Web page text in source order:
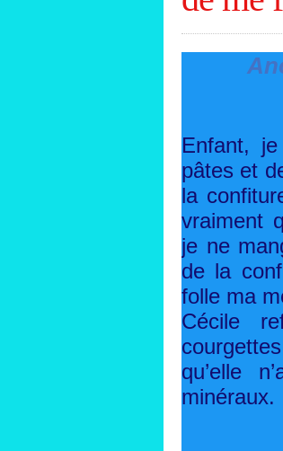
Enfant,
pâtes et
la
vraiment
je ne
de la
folle ma
Cécile
qu’elle
minéraux.